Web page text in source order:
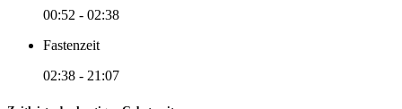
00:52 - 02:38
Fastenzeit
02:38 - 21:07